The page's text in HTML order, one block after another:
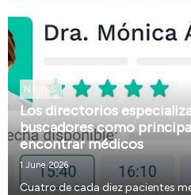
NEWS
Los directorios
buscadores como
encontrar médicos
1 June 2026
Cuatro de cada diez pacientes